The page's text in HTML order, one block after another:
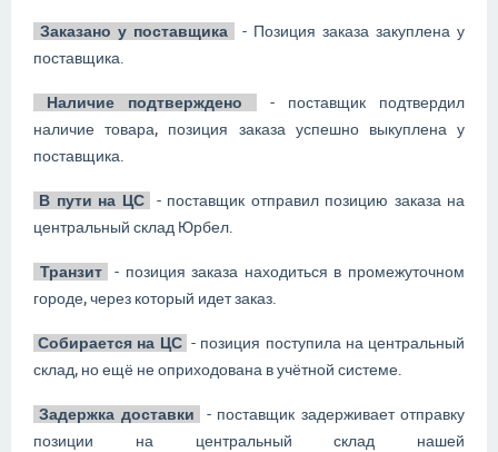
Заказано у поставщика
- Позиция заказа закуплена у
поставщика.
Наличие подтверждено
- поставщик подтвердил
наличие товара, позиция заказа успешно выкуплена у
поставщика.
В пути на ЦС
- поставщик отправил позицию заказа на
центральный склад Юрбел.
Транзит
- позиция заказа находиться в промежуточном
городе, через который идет заказ.
Собирается на ЦС - позиция поступила на центральный
склад, но ещё не оприходована в учётной системе.
Задержка доставки
- поставщик задерживает отправку
позиции на центральный склад нашей